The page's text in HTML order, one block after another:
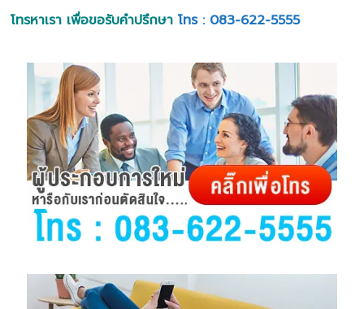
โทรหาเรา เพื่อขอรับคำปรึกษา โทร : 083-622-5555